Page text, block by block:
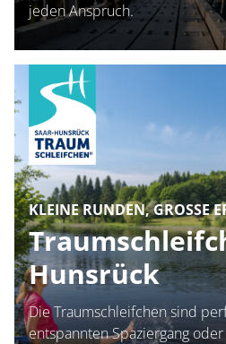
jeden Anspruch.
KLEINE RUNDEN, GROSSE
Hunsrück
Die Traumschleifchen sind
entspannten Spaziergang